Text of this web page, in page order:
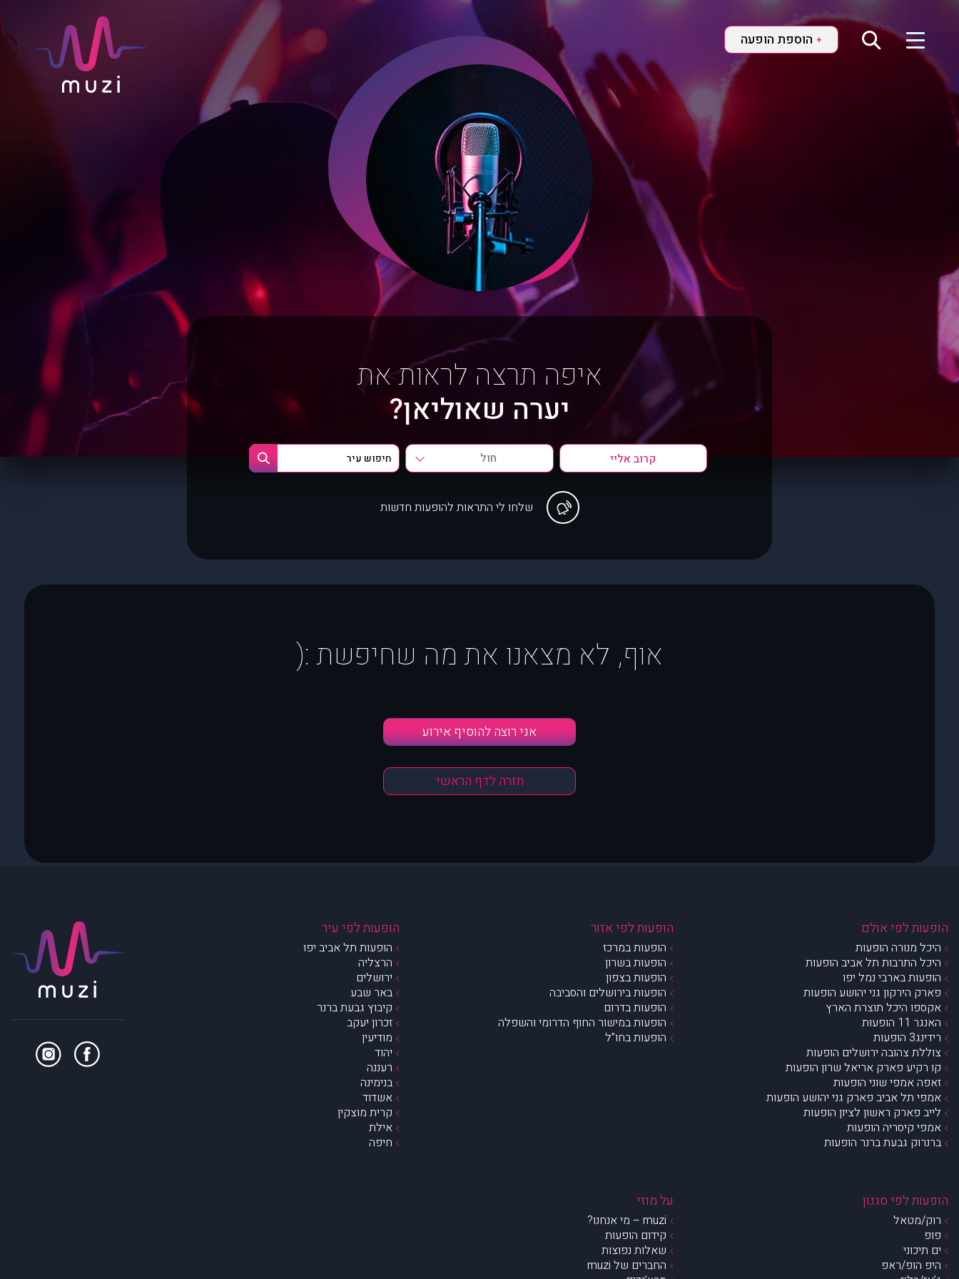
+ הוספת הופעה
איפה תרצה לראות את
יערה שאוליאן?
חול
שלחו לי התראות להופעות חדשות
אוף, לא מצאנו את מה שחיפשת :(
אני רוצה להוסיף אירוע
חזרה לדף הראשי
הופעות לפי אולם
היכל מנורה הופעות
היכל התרבות תל אביב הופעות
הופעות בארבי נמל יפו
פארק הירקון גני יהושע הופעות
אקספו היכל תוצרת הארץ
האנגר 11 הופעות
רידינג3 הופעות
צוללת צהובה ירושלים הופעות
קו רקיע פארק אריאל שרון הופעות
זאפה אמפי שוני הופעות
אמפי תל אביב פארק גני יהושע הופעות
לייב פארק ראשון לציון הופעות
אמפי קיסריה הופעות
ברנרוק גבעת ברנר הופעות
הופעות לפי אזור
הופעות במרכז
הופעות בשרון
הופעות בצפון
הופעות בירושלים והסביבה
הופעות בדרום
הופעות במישור החוף הדרומי והשפלה
הופעות בחו”ל
הופעות לפי עיר
הופעות תל אביב יפו
הרצליה
ירושלים
באר שבע
קיבוץ גבעת ברנר
זכרון יעקב
מודיעין
יהוד
רעננה
בנימינה
אשדוד
קרית מוצקין
אילת
חיפה
הופעות לפי סגנון
רוק/מטאל
פופ
ים תיכוני
היפ הופ/ראפ
על מוזי
muzi – מי אנחנו?
קידום הופעות
שאלות נפוצות
החברים של muzi